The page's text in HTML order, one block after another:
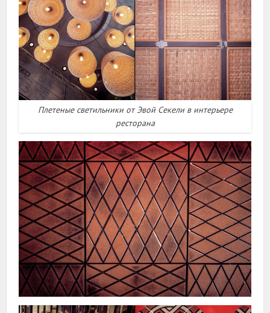
Плетеные светильники от Эвой Секели в интерьере
ресторана